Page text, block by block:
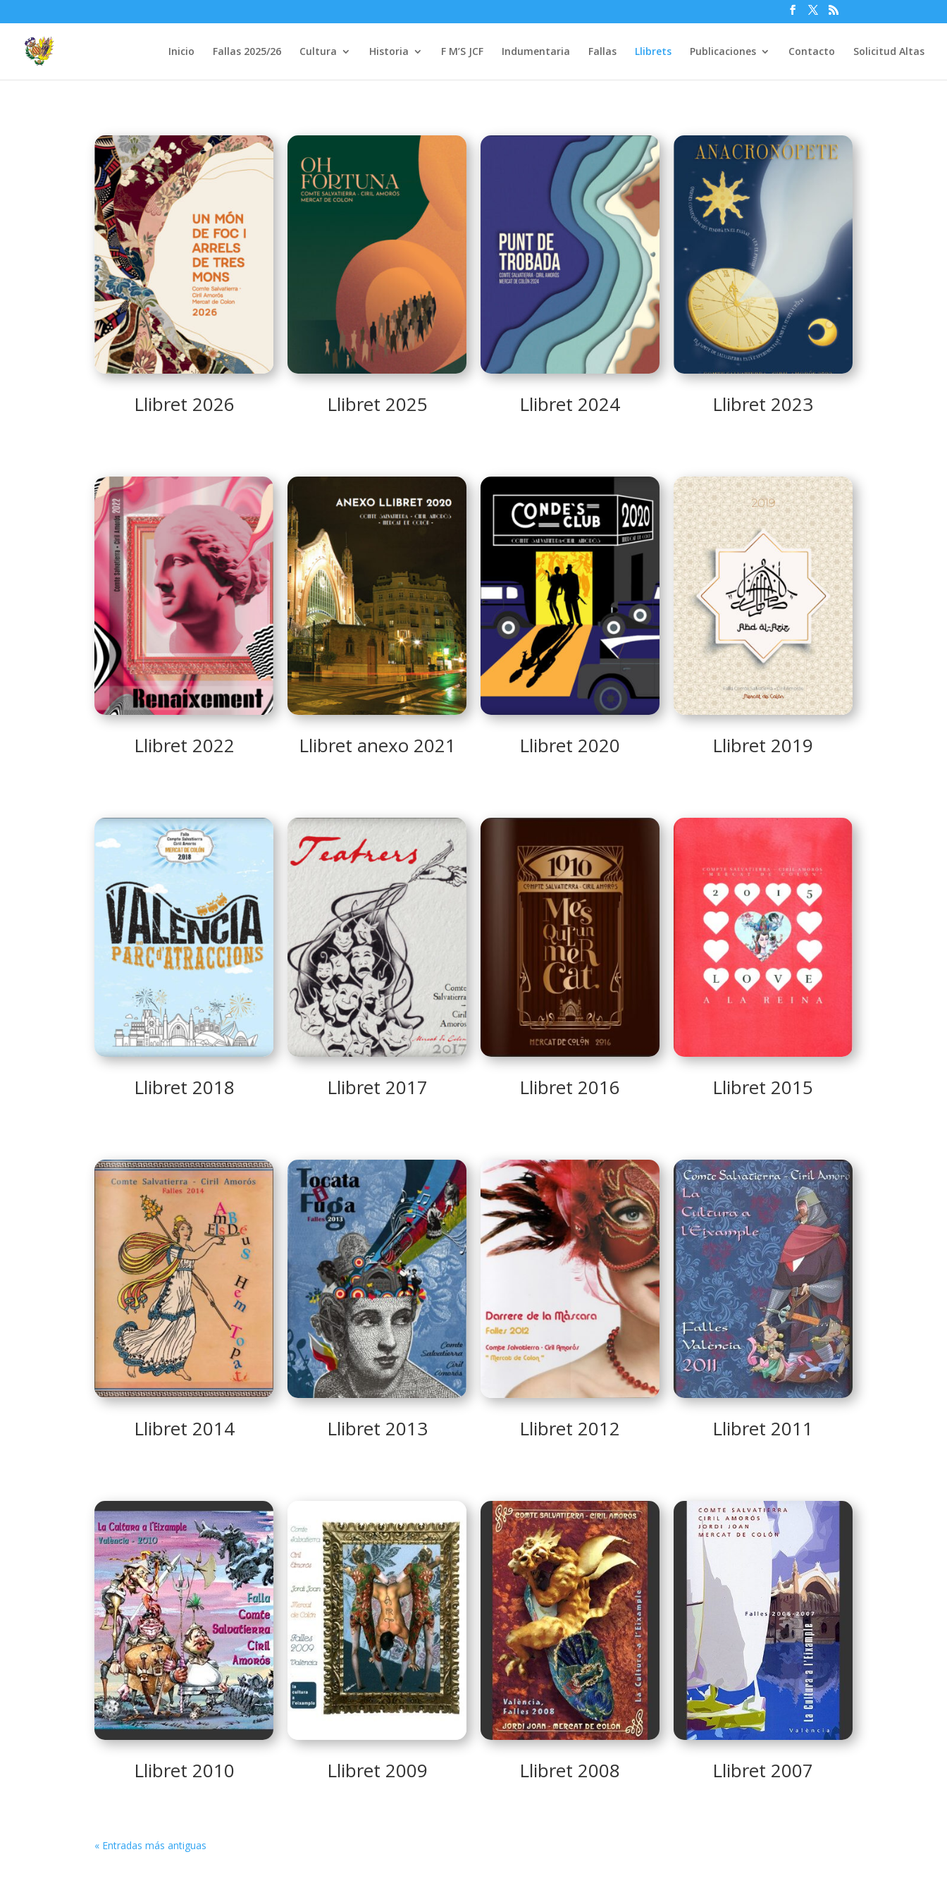
Inicio Fallas 2025/26 Cultura Historia F M’S JCF Indumentaria Fallas Llibrets Publicaciones Contacto Solicitud Altas
Llibret 2026 Llibret 2025 Llibret 2024 Llibret 2023
Llibret 2022 Llibret anexo 2021 Llibret 2020 Llibret 2019
Llibret 2018 Llibret 2017 Llibret 2016 Llibret 2015
Llibret 2014 Llibret 2013 Llibret 2012 Llibret 2011
Llibret 2010 Llibret 2009 Llibret 2008 Llibret 2007
« Entradas más antiguas